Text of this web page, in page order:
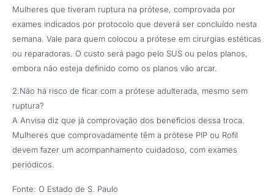
Mulheres que tiveram ruptura na prótese, comprovada por
exames indicados por protocolo que deverá ser concluído nesta
semana. Vale para quem colocou a prótese em cirurgias estéticas
ou reparadoras. O custo será pago pelo SUS ou pelos planos,
embora não esteja definido como os planos vão arcar.
2.Não há risco de ficar com a prótese adulterada, mesmo sem
ruptura?
A Anvisa diz que já comprovação dos benefícios dessa troca.
Mulheres que comprovadamente têm a prótese PIP ou Rofil
devem fazer um acompanhamento cuidadoso, com exames
periódicos.
Fonte: O Estado de S. Paulo